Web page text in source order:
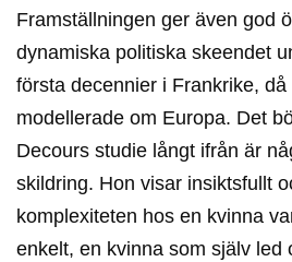
Framställningen ger även god
dynamiska politiska skeendet
första decennier i Frankrike, då
modellerade om Europa. Det
Decours studie långt ifrån är
skildring. Hon visar insiktsfullt
komplexiteten hos en kvinna
enkelt, en kvinna som själv led